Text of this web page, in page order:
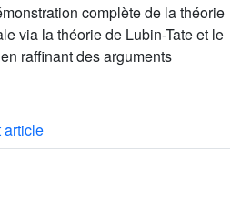
complète de la théorie
via la théorie de Lubin-Tate et le
raffinant des arguments
article